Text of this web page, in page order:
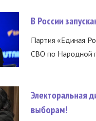
В России
Партия «Единая
СВО по Народной
Электоральная
выборам!